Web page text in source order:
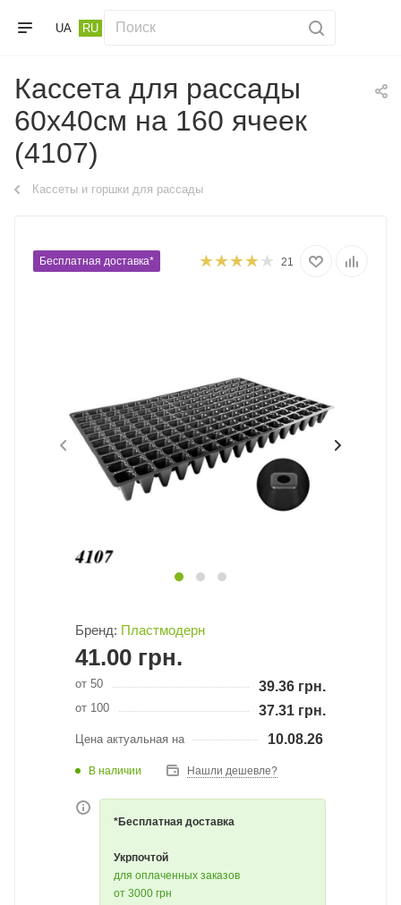
UA RU
Кассета для рассады
60х40см на 160 ячеек
(4107)
Кассеты и горшки для рассады
Бесплатная доставка* 21
Бренд: Пластмодерн
41.00 грн.
от 50 39.36 грн.
от 100 37.31 грн.
Цена актуальная на 10.08.26
В наличии Нашли дешевле?
*Бесплатная доставка
Укрпочтой
для оплаченных заказов
от 3000 грн